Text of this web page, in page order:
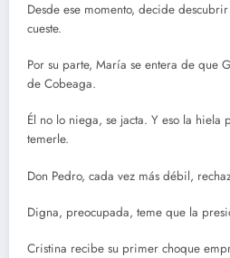
Desde ese momento, decide
cueste.
Por su parte, María se entera de que
de Cobeaga.
Él no lo niega, se jacta. Y eso la hiela
temerle.
Don Pedro, cada vez más débil,
Digna, preocupada, teme que la
Cristina recibe su primer choque